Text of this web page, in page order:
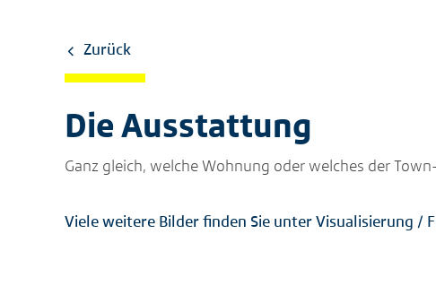
Zurück
Die Ausstattung
Ganz gleich, welche Wohnung oder welches der
Viele weitere Bilder finden Sie unter Visualisierung /